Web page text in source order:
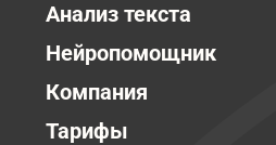
Анализ текста
Нейропомощник
Компания
Тарифы